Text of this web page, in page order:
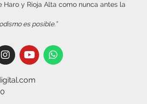
Haro y Rioja Alta como nunca antes la
es posible.”